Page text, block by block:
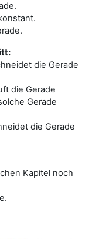
die Gerade
die Gerade
Gerade
die Gerade
Kapitel noch